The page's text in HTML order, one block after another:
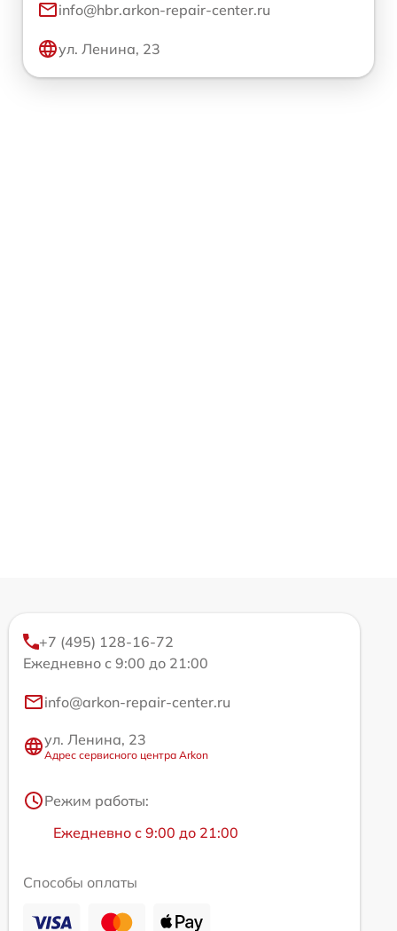
info@hbr.arkon-repair-center.ru
ул. Ленина, 23
+7 (495) 128-16-72
Ежедневно с 9:00 до 21:00
info@arkon-repair-center.ru
ул. Ленина, 23
Адрес сервисного центра Arkon
Режим работы:
Ежедневно с 9:00 до 21:00
Способы оплаты